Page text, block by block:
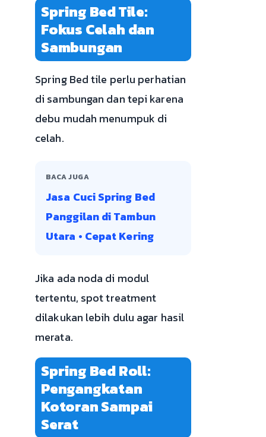
Spring Bed Tile:
Fokus Celah dan
Sambungan
Spring Bed tile perlu perhatian
di sambungan dan tepi karena
debu mudah menumpuk di
celah.
BACA JUGA
Jasa Cuci Spring Bed
Panggilan di Tambun
Utara • Cepat Kering
Jika ada noda di modul
tertentu, spot treatment
dilakukan lebih dulu agar hasil
merata.
Spring Bed Roll:
Pengangkatan
Kotoran Sampai
Serat